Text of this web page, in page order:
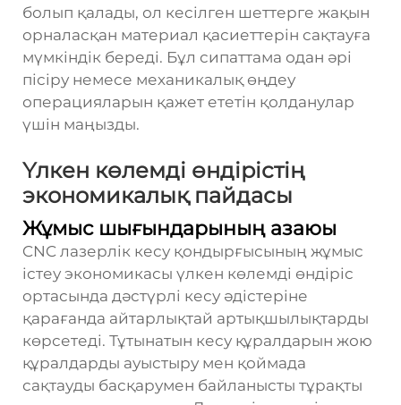
болып қалады, ол кесілген шеттерге жақын
орналасқан материал қасиеттерін сақтауға
мүмкіндік береді. Бұл сипаттама одан әрі
пісіру немесе механикалық өңдеу
операцияларын қажет ететін қолданулар
үшін маңызды.
Үлкен көлемді өндірістің
экономикалық пайдасы
Жұмыс шығындарының азаюы
CNC лазерлік кесу қондырғысының жұмыс
істеу экономикасы үлкен көлемді өндіріс
ортасында дәстүрлі кесу әдістеріне
қарағанда айтарлықтай артықшылықтарды
көрсетеді. Тұтынатын кесу құралдарын жою
құралдарды ауыстыру мен қоймада
сақтауды басқарумен байланысты тұрақты